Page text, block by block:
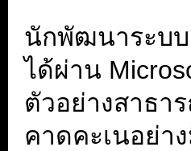
นักพัฒนาระบบ
ได้ผ่าน
ตัวอย่างสาธา
คาดคะเนอย่า